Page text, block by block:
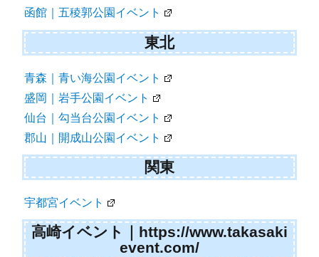
函館｜五稜郭公園イベント
東北
青森｜青い海公園イベント
盛岡｜岩手公園イベント
仙台｜勾当台公園イベント
郡山｜開成山公園イベント
関東
宇都宮イベント
高崎イベント｜https://www.takasaki
event.com/